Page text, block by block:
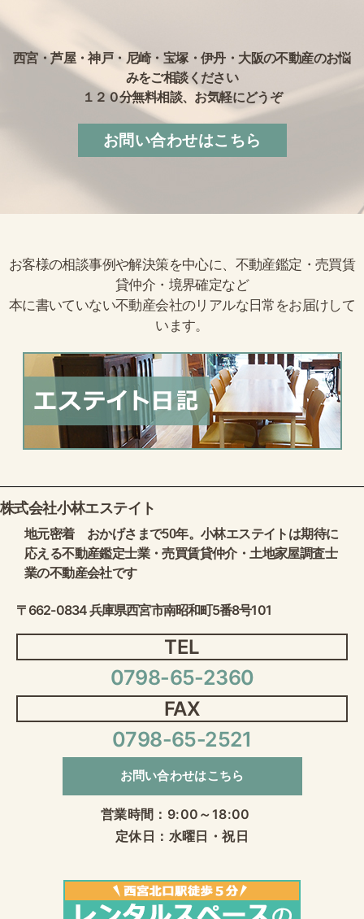
西宮・芦屋・神戸・尼崎・宝塚・伊丹・大阪の不動産のお悩
みをご相談ください
１２０分無料相談、お気軽にどうぞ
お問い合わせはこちら
お客様の相談事例や解決策を中心に、不動産鑑定・売買賃
貸仲介・境界確定など
本に書いていない不動産会社のリアルな日常をお届けして
います。
株式会社小林エステイト
地元密着 おかげさまで50年。小林エステイトは期待に
応える不動産鑑定士業・売買賃貸仲介・土地家屋調査士
業の不動産会社です
〒662-0834 兵庫県西宮市南昭和町5番8号101
TEL
0798-65-2360
FAX
0798-65-2521
お問い合わせはこちら
営業時間：9:00～18:00
定休日：水曜日・祝日